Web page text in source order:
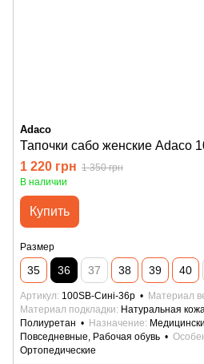
Adaco
Тапочки сабо женские Adaco
1 220 грн 1 350 грн
В наличии
Купить
Размер
35 36 37 38 39 40
Артикул 100SB-Сині-36р Материал
Материал подкладки
Натуральная
Полиуретан
Назначение
Повседневные, Рабочая обувь
Ортопедические